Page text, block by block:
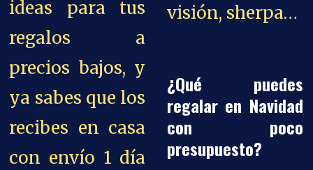
ideas para tus
regalos a
precios bajos, y
ya sabes que los
recibes en casa
con envío 1 día
visión, sherpa…
¿Qué puedes
regalar en Navidad
con poco
presupuesto?